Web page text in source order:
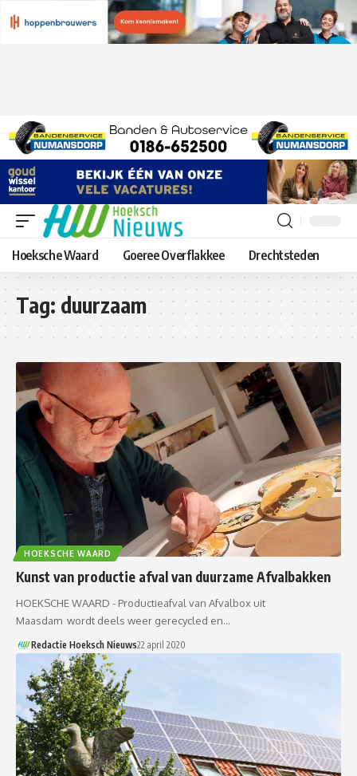
Hoeksche Waard Goeree Overflakkee Drechtsteden
Tag: duurzaam
HOEKSCHE WAARD
Kunst van productie afval van duurzame Afvalbakken
HOEKSCHE WAARD - Productieafval van Afvalbox uit
Maasdam wordt deels weer gerecycled en…
Redactie Hoeksch Nieuws22 april 2020